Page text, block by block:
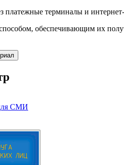
платежные терминалы и
обеспечивающим их
СМИ